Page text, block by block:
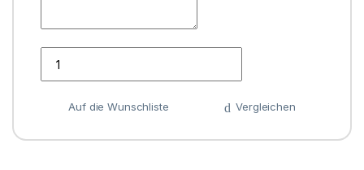
Auf die Wunschliste Vergleichen